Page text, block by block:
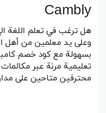
Cambly
هل ترغب في تعلم اللغة
وعلى يد معلمين من أهل
تعليمية مرنة عبر
محترفين متاحين على